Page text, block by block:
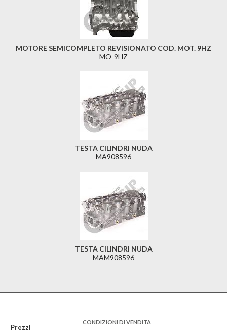
MOTORE SEMICOMPLETO REVISIONATO COD. MOT. 9HZ
MO-9HZ
TESTA CILINDRI NUDA
MA908596
TESTA CILINDRI NUDA
MAM908596
Prezzi
CONDIZIONI DI VENDITA